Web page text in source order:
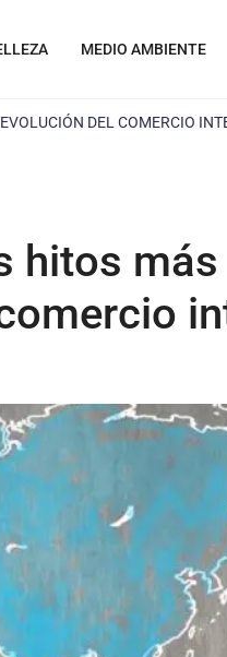
MEDIO AMBIENTE
DEL COMERCIO
hitos más